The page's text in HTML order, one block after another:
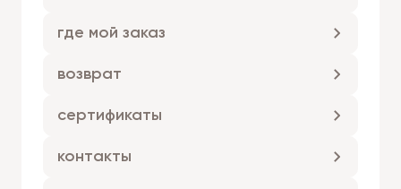
где мой заказ
возврат
сертификаты
контакты